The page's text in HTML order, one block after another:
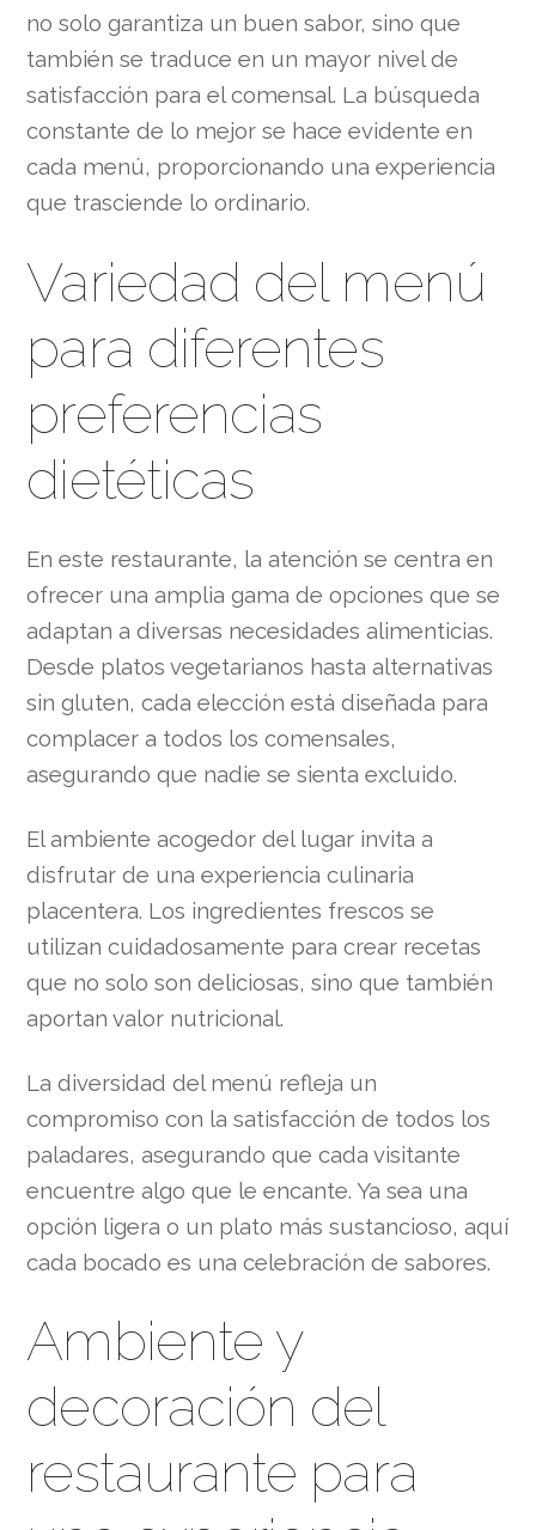
no solo garantiza un buen sabor, sino que
también se traduce en un mayor nivel de
satisfacción para el comensal. La búsqueda
constante de lo mejor se hace evidente en
cada menú, proporcionando una experiencia
que trasciende lo ordinario.
Variedad del menú
para diferentes
preferencias
dietéticas
En este restaurante, la atención se centra en
ofrecer una amplia gama de opciones que se
adaptan a diversas necesidades alimenticias.
Desde platos vegetarianos hasta alternativas
sin gluten, cada elección está diseñada para
complacer a todos los comensales,
asegurando que nadie se sienta excluido.
El ambiente acogedor del lugar invita a
disfrutar de una experiencia culinaria
placentera. Los ingredientes frescos se
utilizan cuidadosamente para crear recetas
que no solo son deliciosas, sino que también
aportan valor nutricional.
La diversidad del menú refleja un
compromiso con la satisfacción de todos los
paladares, asegurando que cada visitante
encuentre algo que le encante. Ya sea una
opción ligera o un plato más sustancioso, aquí
cada bocado es una celebración de sabores.
Ambiente y
decoración del
restaurante para